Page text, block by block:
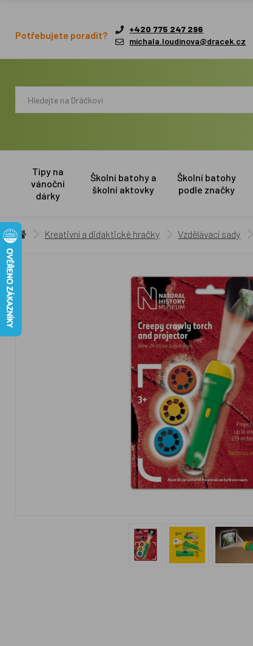
Potřebujete poradit?
+420 775 247 296
michala.loudinova@dracek.cz
Tipy na
vánoční
dárky
Školní batohy a
školní aktovky
Školní batohy
podle značky
Kreativní a didaktické hračky Vzdělávací sady